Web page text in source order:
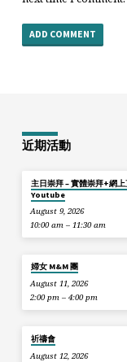
近期活動
主日崇拜 – 實體崇拜+網上
Youtube
August 9, 2026
10:00 am – 11:30 am
婦女 M&M 團
August 11, 2026
2:00 pm – 4:00 pm
祈禱會
August 12, 2026